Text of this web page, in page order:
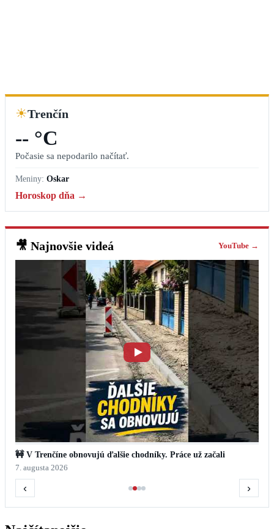
☀Trenčín
-- °C
Počasie sa nepodarilo načítať.
Meniny: Oskar
Horoskop dňa →
🎥 Najnovšie videá YouTube →
🚧 V Trenčíne obnovujú ďalšie chodníky. Práce už začali
7. augusta 2026
‹ ›